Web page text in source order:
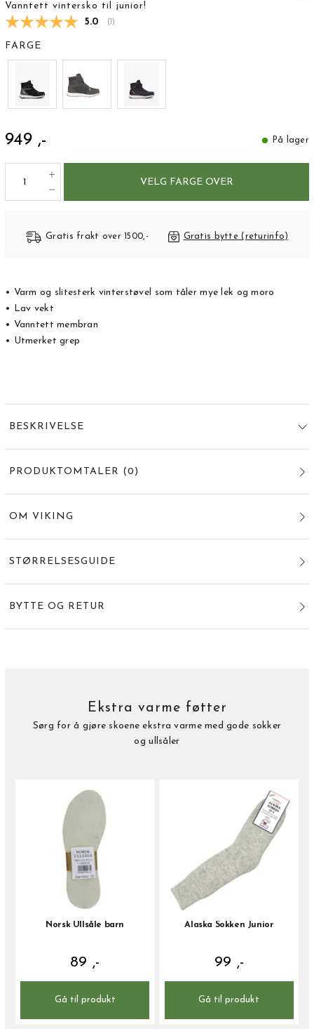
Vanntett vintersko til junior!
Gjennomsnittskarakter:
5.0 ( stemmer:
)
FARGE
949 ,- På lager
VELG FARGE OVER
Gratis frakt over 1500,- Gratis bytte (returinfo)
• Varm og slitesterk vinterstøvel som tåler mye lek og moro
• Lav vekt
• Vanntett membran
• Utmerket grep
BESKRIVELSE
PRODUKTOMTALER (0 )
OM VIKING
STØRRELSESGUIDE
BYTTE OG RETUR
Ekstra varme føtter
Sørg for å gjøre skoene ekstra varme med gode sokker
og ullsåler
Norsk Ullsåle barn
89 ,-
Gå til produkt
Alaska Sokken Junior
99 ,-
Gå til produkt